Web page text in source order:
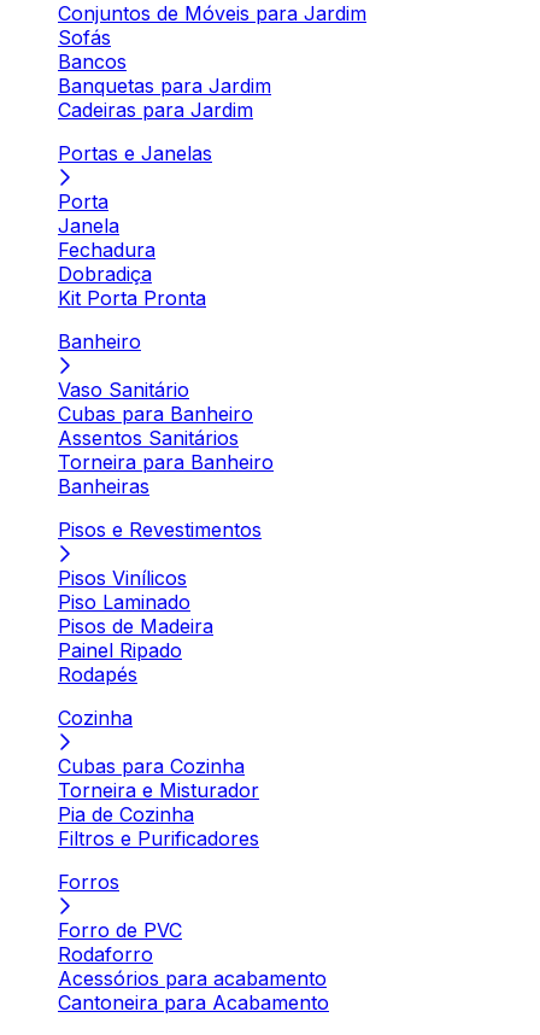
Conjuntos de Móveis para Jardim
Sofás
Bancos
Banquetas para Jardim
Cadeiras para Jardim
Portas e Janelas
Porta
Janela
Fechadura
Dobradiça
Kit Porta Pronta
Banheiro
Vaso Sanitário
Cubas para Banheiro
Assentos Sanitários
Torneira para Banheiro
Banheiras
Pisos e Revestimentos
Pisos Vinílicos
Piso Laminado
Pisos de Madeira
Painel Ripado
Rodapés
Cozinha
Cubas para Cozinha
Torneira e Misturador
Pia de Cozinha
Filtros e Purificadores
Forros
Forro de PVC
Rodaforro
Acessórios para acabamento
Cantoneira para Acabamento